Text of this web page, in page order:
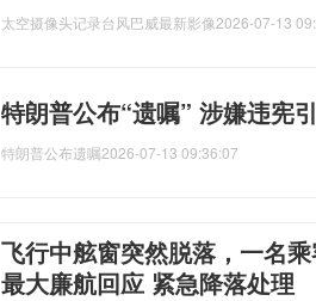
太空摄像头记录台风巴威最新影像2026-07-13
特朗普公布“遗嘱” 涉嫌违宪
特朗普公布遗嘱2026-07-13 09:36:07
飞行中舷窗突然脱落，一名
最大廉航回应 紧急降落处理